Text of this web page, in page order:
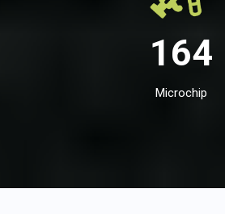
164
Microchip